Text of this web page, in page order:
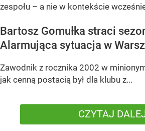
zespołu – a nie w kontekście
Bartosz Gomułka straci
Alarmująca sytuacja w
Zawodnik z rocznika 2002 w
jak cenną postacią był dla klubu z...
CZYTAJ